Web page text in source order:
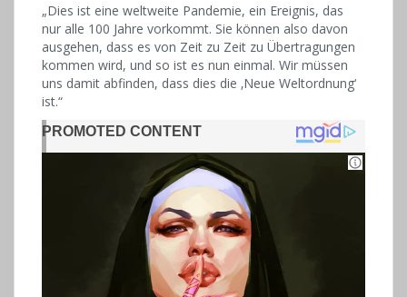
„Dies ist eine weltweite Pandemie, ein Ereignis, das
nur alle 100 Jahre vorkommt. Sie können also davon
ausgehen, dass es von Zeit zu Zeit zu Übertragungen
kommen wird, und so ist es nun einmal. Wir müssen
uns damit abfinden, dass dies die ‚Neue Weltordnung‘
ist.“